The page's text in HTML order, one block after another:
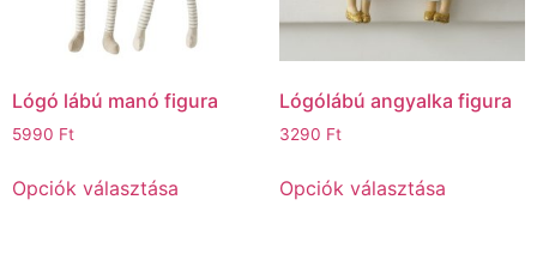
Lógó lábú manó figura
5990 Ft
Opciók választása
Lógólábú angyalka figura
3290 Ft
Opciók választása